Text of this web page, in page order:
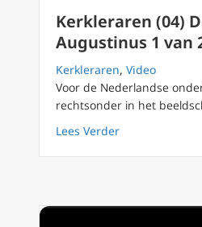
Kerkleraren (04)
Augustinus 1 van
Kerkleraren, Video
Voor de Nederlandse
rechtsonder in het
Lees Verderabout